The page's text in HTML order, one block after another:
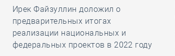
Ирек Файзуллин доложил о
предварительных итогах
реализации национальных и
федеральных проектов в 2022 году